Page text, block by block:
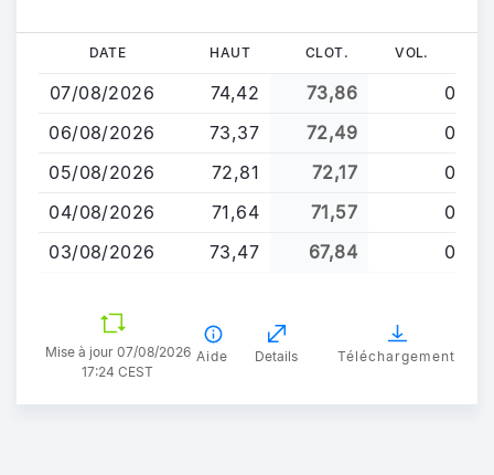
contenu
principal
DATE HAUT CLOT. VOL.
07/08/2026 74,42 73,86
0
06/08/2026
73,37 72,49
0
05/08/2026
72,81 72,17
0
04/08/2026
71,64 71,57
0
03/08/2026
73,47 67,84 0
Mise à jour 07/08/2026
17:24 CEST
Aide Details Téléchargement